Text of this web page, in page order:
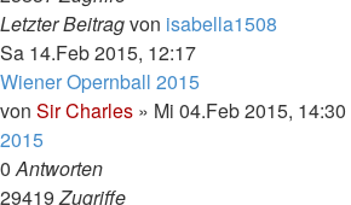
Letzter Beitragvon isabella1508
Sa 14.Feb 2015, 12:17
Wiener Opernball 2015
von Sir Charles » Mi 04.Feb 2015, 14:30
2015
0Antworten
29419Zugriffe